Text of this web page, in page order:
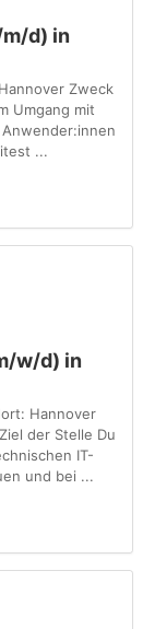
d) in
Zweck
Umgang mit
...
w/d) in
Hannover
der Stelle Du
IT-
und bei ...